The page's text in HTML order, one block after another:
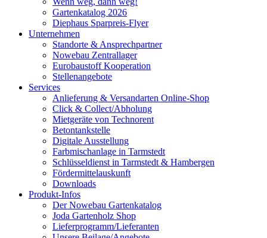
Gartenkatalog 2026
Diephaus Sparpreis-Flyer
Unternehmen
Standorte & Ansprechpartner
Nowebau Zentrallager
Eurobaustoff Kooperation
Stellenangebote
Services
Anlieferung & Versandarten Online-Shop
Click & Collect/Abholung
Mietgeräte von Technorent
Betontankstelle
Digitale Ausstellung
Farbmischanlage in Tarmstedt
Schlüsseldienst in Tarmstedt & Hambergen
Fördermittelauskunft
Downloads
Produkt-Infos
Der Nowebau Gartenkatalog
Joda Gartenholz Shop
Lieferprogramm/Lieferanten